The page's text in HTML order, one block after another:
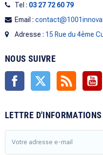
Tel : 03 27 72 60 79
Email :
Adresse : 15 Rue du 4ème
NOUS SUIVRE
Facebook Twitter Rss
LETTRE D'INFORMATIONS